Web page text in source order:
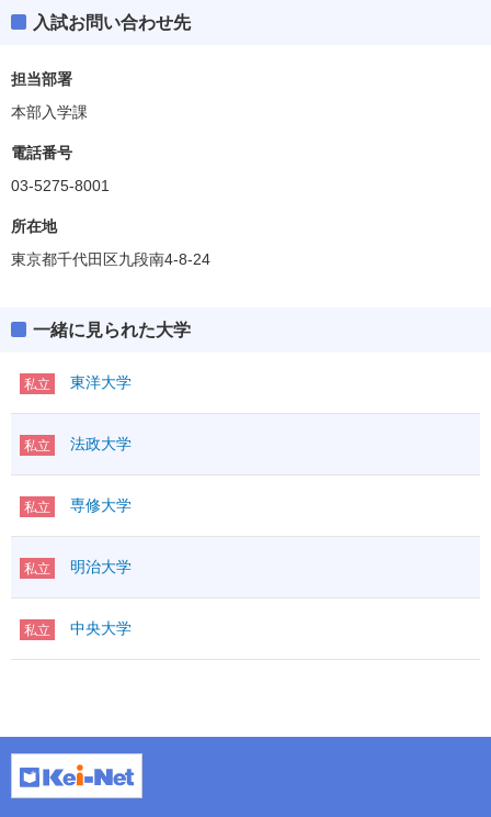
入試お問い合わせ先
担当部署
本部入学課
電話番号
03-5275-8001
所在地
東京都千代田区九段南4-8-24
一緒に見られた大学
私立 東洋大学
私立 法政大学
私立 専修大学
私立 明治大学
私立 中央大学